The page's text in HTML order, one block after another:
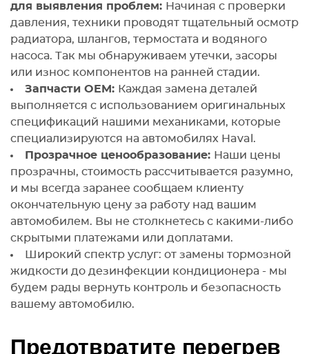
для выявления проблем: Начиная с проверки
давления, техники проводят тщательный осмотр
радиатора, шлангов, термостата и водяного
насоса. Так мы обнаруживаем утечки, засоры
или износ компонентов на ранней стадии.
Запчасти OEM: Каждая замена деталей
выполняется с использованием оригинальных
спецификаций нашими механиками, которые
специализируются на автомобилях Haval.
Прозрачное ценообразование: Наши цены
прозрачны, стоимость рассчитывается разумно,
и мы всегда заранее сообщаем клиенту
окончательную цену за работу над вашим
автомобилем. Вы не столкнетесь с какими-либо
скрытыми платежами или доплатами.
Широкий спектр услуг: от замены тормозной
жидкости до дезинфекции кондиционера - мы
будем рады вернуть контроль и безопасность
вашему автомобилю.
Предотвратите перегрев